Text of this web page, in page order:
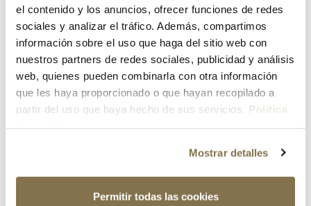
el contenido y los anuncios, ofrecer funciones de redes
sociales y analizar el tráfico. Además, compartimos
información sobre el uso que haga del sitio web con
nuestros partners de redes sociales, publicidad y análisis
web, quienes pueden combinarla con otra información
que les haya proporcionado o que hayan recopilado a
partir del uso que haya hecho de sus servicios. Política
Mostrar detalles
Permitir todas las cookies
¿Has olvidado tu contraseña?